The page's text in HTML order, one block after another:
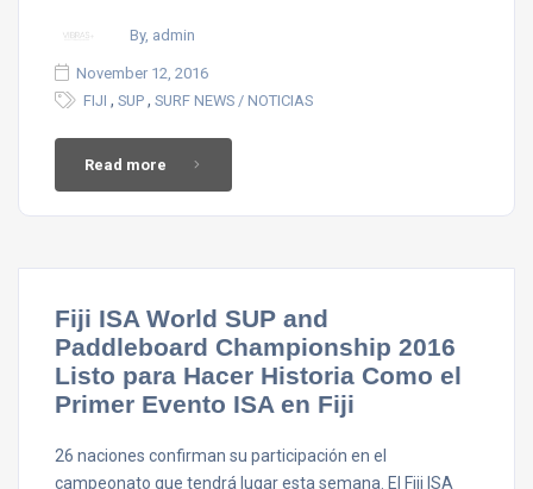
By, admin
November 12, 2016
FIJI , SUP , SURF NEWS / NOTICIAS
Read more
Fiji ISA World SUP and
Paddleboard Championship 2016
Listo para Hacer Historia Como el
Primer Evento ISA en Fiji
26 naciones confirman su participación en el
campeonato que tendrá lugar esta semana. El Fiji ISA